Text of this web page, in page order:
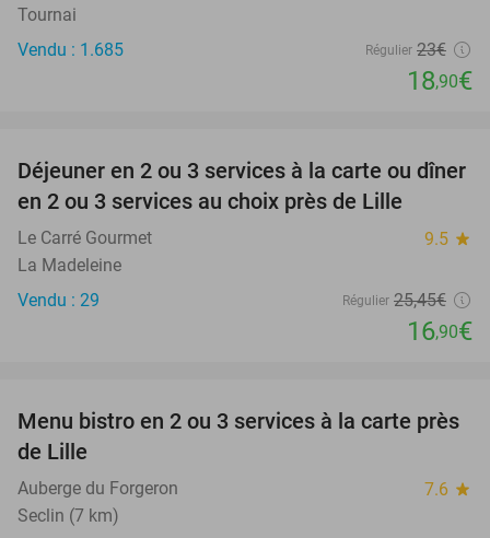
Tournai
Vendu : 1.685
Régulier 23€
18,90€
34%
Déjeuner en 2 ou 3 services à la carte ou dîner
en 2 ou 3 services au choix près de Lille
Le Carré Gourmet 9.5 star
La Madeleine
Vendu : 29
Régulier 25,45€
16,90€
41%
Menu bistro en 2 ou 3 services à la carte près
de Lille
Auberge du Forgeron 7.6 star
Seclin (7 km)